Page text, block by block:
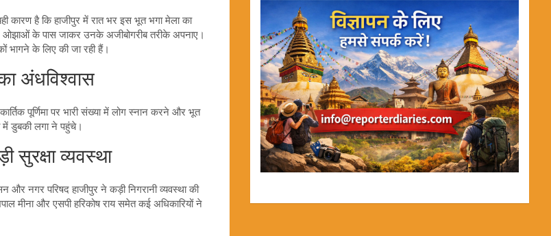
कारण है कि हाजीपुर में रात भर इस भूत भगा मेला का
के पास जाकर उनके अजीबोगरीब तरीके अपनाए।
भागने के लिए की जा रही हैं।
अंधविश्वास
पूर्णिमा पर भारी संख्या में लोग स्नान करने और भूत
डुबकी लगा ने पहुंचे।
व्यवस्था
नगर परिषद हाजीपुर ने कड़ी निगरानी व्यवस्था की
मीना और एसपी हरिकोष राय समेत कई अधिकारियों ने